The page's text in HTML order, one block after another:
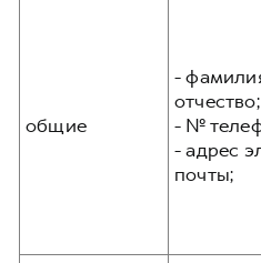
общие
-
отчество;
- №
- адрес
почты;